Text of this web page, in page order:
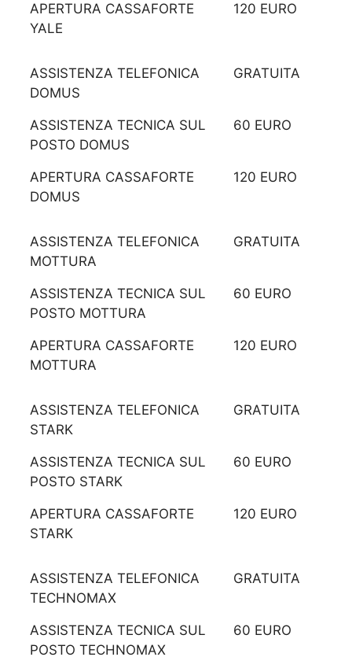
APERTURA CASSAFORTE
YALE
120 EURO
ASSISTENZA TELEFONICA
DOMUS
GRATUITA
ASSISTENZA TECNICA SUL
POSTO DOMUS
60 EURO
APERTURA CASSAFORTE
DOMUS
120 EURO
ASSISTENZA TELEFONICA
MOTTURA
GRATUITA
ASSISTENZA TECNICA SUL
POSTO MOTTURA
60 EURO
APERTURA CASSAFORTE
MOTTURA
120 EURO
ASSISTENZA TELEFONICA
STARK
GRATUITA
ASSISTENZA TECNICA SUL
POSTO STARK
60 EURO
APERTURA CASSAFORTE
STARK
120 EURO
ASSISTENZA TELEFONICA
TECHNOMAX
GRATUITA
ASSISTENZA TECNICA SUL
POSTO TECHNOMAX
60 EURO